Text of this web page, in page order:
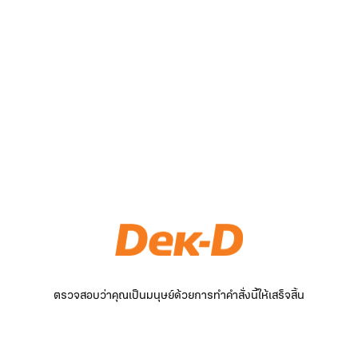
ตรวจสอบว่าคุณเป็นมนุษย์ด้วยการทำคำสั่งนี้ให้เสร็จสิ้น